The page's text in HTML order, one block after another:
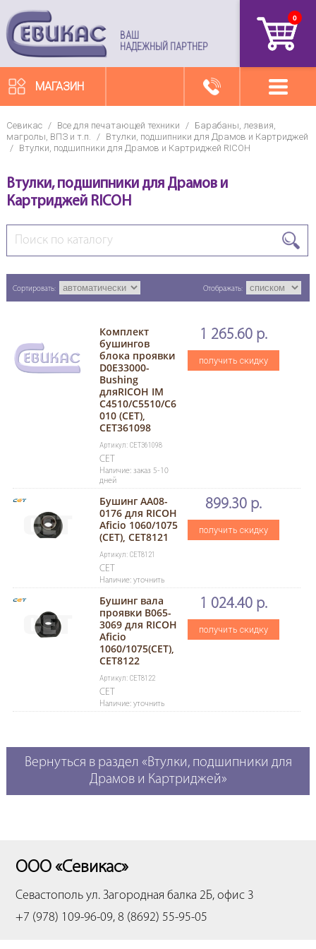
ВАШ
НАДЕЖНЫЙ ПАРТНЕР
0
МАГАЗИН
Севикас / Все для печатающей техники /
Барабаны, лезвия,
магролы, ВПЗ и т.п. /
Втулки, подшипники для Драмов и Картриджей
/
Втулки, подшипники для Драмов и Картриджей RICOH
Втулки, подшипники для Драмов и
Картриджей RICOH
Сортировать: Отображать:
Комплект
бушингов
блока проявки
D0E33000-
Bushing
дляRICOH IM
C4510/C5510/C6
010 (CET),
CET361098
Артикул: CET361098
CET
Наличие: заказ 5-10
дней
1 265.60 р.
получить скидку
Бушинг AA08-
0176 для RICOH
Aficio 1060/1075
(CET), CET8121
Артикул: CET8121
CET
Наличие: уточнить
899.30 р.
получить скидку
Бушинг вала
проявки B065-
3069 для RICOH
Aficio
1060/1075(CET),
CET8122
Артикул: CET8122
CET
Наличие: уточнить
1 024.40 р.
получить скидку
Вернуться в раздел «Втулки, подшипники для
Драмов и Картриджей»
ООО «Севикас»
Севастополь ул. Загородная балка 2Б, офис 3
+7 (978) 109-96-09, 8 (8692) 55-95-05